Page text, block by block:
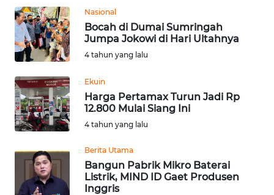
Nasional
Bocah di Dumai Sumringah
Jumpa Jokowi di Hari Ultahnya
4 tahun yang lalu
Ekuin
Harga Pertamax Turun Jadi Rp
12.800 Mulai Siang Ini
4 tahun yang lalu
Berita Utama
Bangun Pabrik Mikro Baterai
Listrik, MIND ID Gaet Produsen
Inggris
INFO
IKLAN
KAMI
PEDOMAN
MEDIA
REDAKSI